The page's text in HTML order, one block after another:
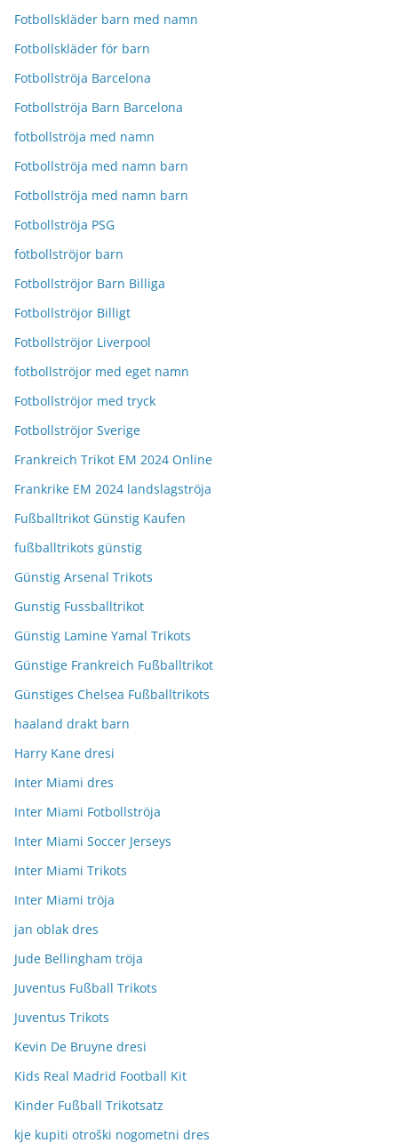
Fotbollskläder barn med namn
Fotbollskläder för barn
Fotbollströja Barcelona
Fotbollströja Barn Barcelona
fotbollströja med namn
Fotbollströja med namn barn
Fotbollströja med namn barn
Fotbollströja PSG
fotbollströjor barn
Fotbollströjor Barn Billiga
Fotbollströjor Billigt
Fotbollströjor Liverpool
fotbollströjor med eget namn
Fotbollströjor med tryck
Fotbollströjor Sverige
Frankreich Trikot EM 2024 Online
Frankrike EM 2024 landslagströja
Fußballtrikot Günstig Kaufen
fußballtrikots günstig
Günstig Arsenal Trikots
Gunstig Fussballtrikot
Günstig Lamine Yamal Trikots
Günstige Frankreich Fußballtrikot
Günstiges Chelsea Fußballtrikots
haaland drakt barn
Harry Kane dresi
Inter Miami dres
Inter Miami Fotbollströja
Inter Miami Soccer Jerseys
Inter Miami Trikots
Inter Miami tröja
jan oblak dres
Jude Bellingham tröja
Juventus Fußball Trikots
Juventus Trikots
Kevin De Bruyne dresi
Kids Real Madrid Football Kit
Kinder Fußball Trikotsatz
kje kupiti otroški nogometni dres